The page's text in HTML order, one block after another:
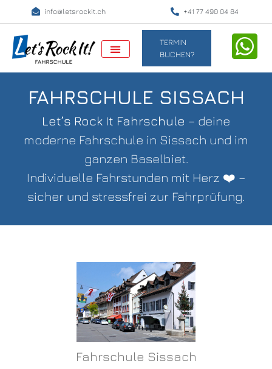
info@letsrockit.ch +41 77 490 04 84
TERMIN
BUCHEN?
FAHRSCHULE SISSACH
Let’s Rock It Fahrschule – deine
moderne Fahrschule in Sissach und im
ganzen Baselbiet.
Individuelle Fahrstunden mit Herz ❤️ –
sicher und stressfrei zur Fahrprüfung.
Fahrschule Sissach